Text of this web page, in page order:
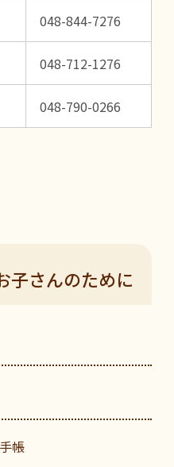
048-844-7276
048-712-1276
048-790-0266
子さんのために
帳